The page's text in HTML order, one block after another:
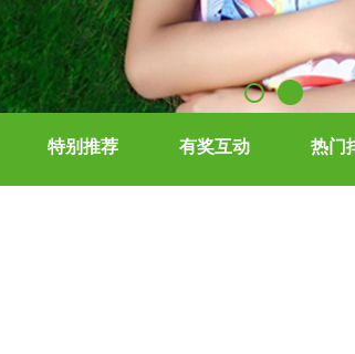
特别推荐 有奖互动 热门